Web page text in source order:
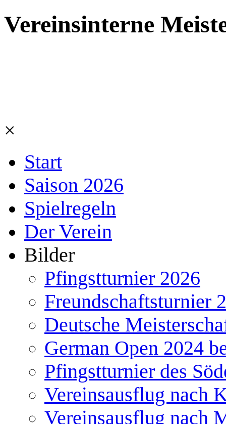
Vereinsinterne
×
Start
Saison 2026
Spielregeln
Der Verein
Bilder
Pfingstturnier 2026
Freundschaftsturnier
Deutsche
German Open 2024
Pfingstturnier des
Vereinsausflug nach
Vereinsausflug nach